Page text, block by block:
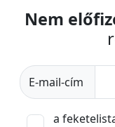
Nem
E-mail-cím
a